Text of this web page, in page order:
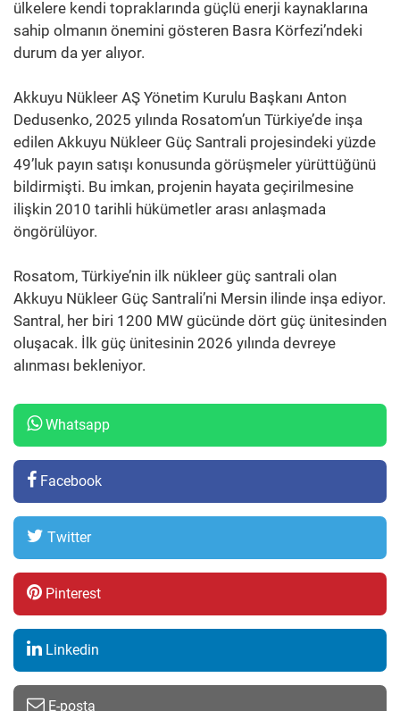
ülkelere kendi topraklarında güçlü enerji kaynaklarına
sahip olmanın önemini gösteren Basra Körfezi’ndeki
durum da yer alıyor.
Akkuyu Nükleer AŞ Yönetim Kurulu Başkanı Anton
Dedusenko, 2025 yılında Rosatom’un Türkiye’de inşa
edilen Akkuyu Nükleer Güç Santrali projesindeki yüzde
49’luk payın satışı konusunda görüşmeler yürüttüğünü
bildirmişti. Bu imkan, projenin hayata geçirilmesine
ilişkin 2010 tarihli hükümetler arası anlaşmada
öngörülüyor.
Rosatom, Türkiye’nin ilk nükleer güç santrali olan
Akkuyu Nükleer Güç Santrali’ni Mersin ilinde inşa ediyor.
Santral, her biri 1200 MW gücünde dört güç ünitesinden
oluşacak. İlk güç ünitesinin 2026 yılında devreye
alınması bekleniyor.
Whatsapp
Facebook
Twitter
Pinterest
Linkedin
E-posta